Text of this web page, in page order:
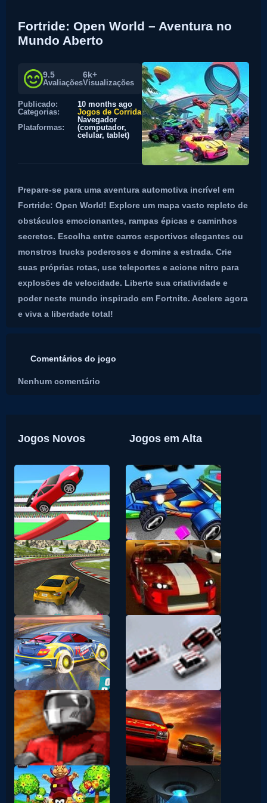
Fortride: Open World – Aventura no
Mundo Aberto
9.5
Avaliações
6k+
Visualizações
Publicado:
10 months ago
Categorias:
Jogos de Corrida
Plataformas:
Navegador
(computador,
celular, tablet)
Prepare-se para uma aventura automotiva incrível em
Fortride: Open World! Explore um mapa vasto repleto de
obstáculos emocionantes, rampas épicas e caminhos
secretos. Escolha entre carros esportivos elegantes ou
monstros trucks poderosos e domine a estrada. Crie
suas próprias rotas, use teleportes e acione nitro para
explosões de velocidade. Liberte sua criatividade e
poder neste mundo inspirado em Fortnite. Acelere agora
e viva a liberdade total!
Comentários do jogo
Nenhum comentário
Jogos Novos Jogos em Alta